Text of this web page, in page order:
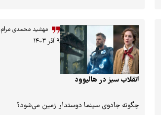
مهشید محمدی مرام
۹ آذر ۱۴۰۳
انقلاب سبز در هالیوود
چگونه جادوی سینما دوستدار زمین می‌شود؟